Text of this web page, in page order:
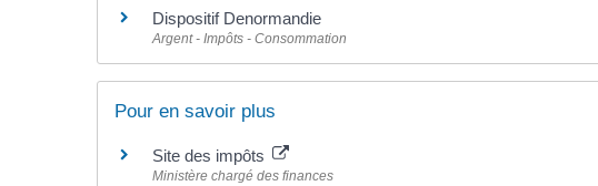
Dispositif Denormandie
Argent - Impôts - Consommation
Pour en savoir plus
Site des impôts
Ministère chargé des finances